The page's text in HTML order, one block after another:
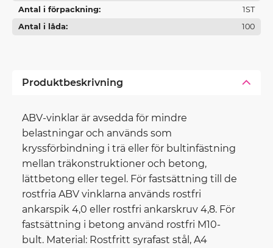
Antal i förpackning
1ST
Antal i låda
100
Produktbeskrivning
ABV-vinklar är avsedda för mindre
belastningar och används som
kryssförbindning i trä eller för bultinfästning
mellan träkonstruktioner och betong,
lättbetong eller tegel. För fastsättning till de
rostfria ABV vinklarna används rostfri
ankarspik 4,0 eller rostfri ankarskruv 4,8. För
fastsättning i betong använd rostfri M10-
bult. Material: Rostfritt syrafast stål, A4